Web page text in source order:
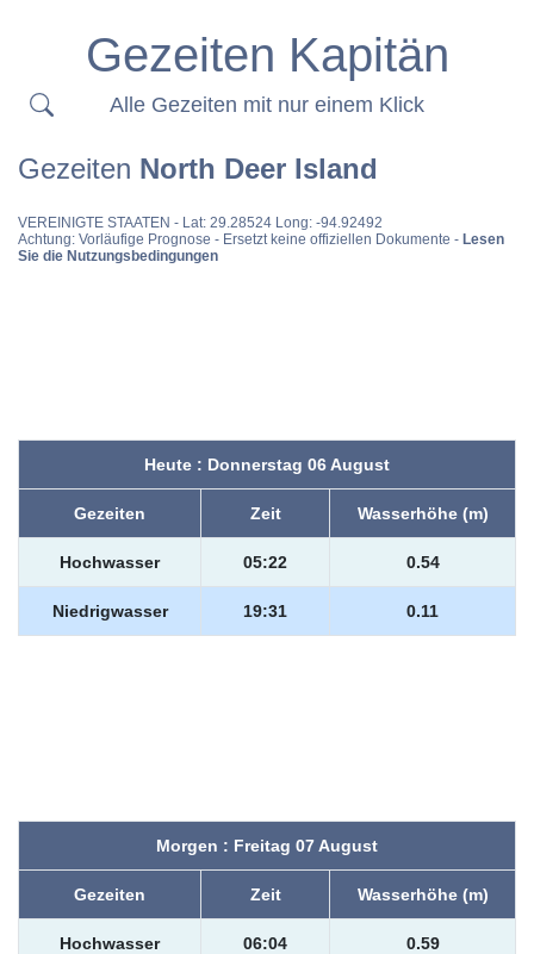
Gezeiten Kapitän
Alle Gezeiten mit nur einem Klick
Gezeiten North Deer Island
VEREINIGTE STAATEN - Lat: 29.28524 Long: -94.92492
Achtung: Vorläufige Prognose - Ersetzt keine offiziellen Dokumente - Lesen
Sie die Nutzungsbedingungen
Heute : Donnerstag 06 August
Gezeiten Zeit Wasserhöhe (m)
Hochwasser 05:22 0.54
Niedrigwasser 19:31 0.11
Morgen : Freitag 07 August
Gezeiten Zeit Wasserhöhe (m)
Hochwasser 06:04 0.59